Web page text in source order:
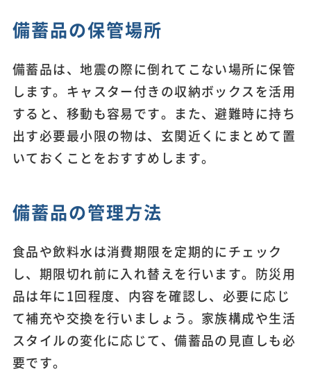
備蓄品の保管場所
備蓄品は、地震の際に倒れてこない場所に保管
します。キャスター付きの収納ボックスを活用
すると、移動も容易です。また、避難時に持ち
出す必要最小限の物は、玄関近くにまとめて置
いておくことをおすすめします。
備蓄品の管理方法
食品や飲料水は消費期限を定期的にチェック
し、期限切れ前に入れ替えを行います。防災用
品は年に1回程度、内容を確認し、必要に応じ
て補充や交換を行いましょう。家族構成や生活
スタイルの変化に応じて、備蓄品の見直しも必
要です。